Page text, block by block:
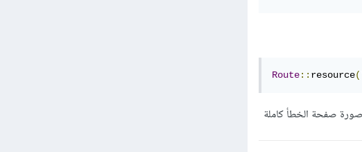
Route:: resource(